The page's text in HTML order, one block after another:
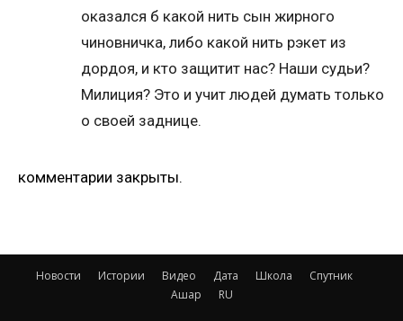
оказался б какой нить сын жирного
чиновничка, либо какой нить рэкет из
дордоя, и кто защитит нас? Наши судьи?
Милиция? Это и учит людей думать только
о своей заднице.
комментарии закрыты.
Новости Истории Видео Дата Школа
Спутник
Ашар
RU